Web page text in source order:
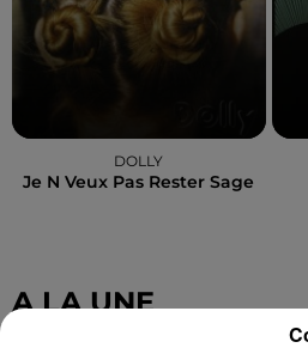
DOLLY
Je N Veux Pas Rester Sage
A LA UNE